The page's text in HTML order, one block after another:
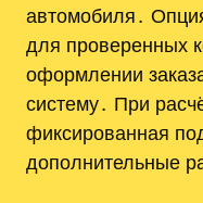
автомобиля․
для проверенных
оформлении
систему․ При
фиксированная
дополнительные